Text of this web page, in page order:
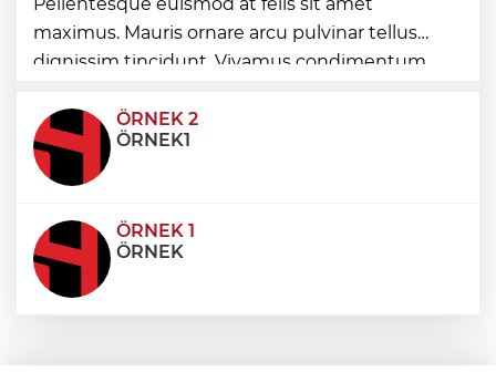
Konya Selçuklu'da Başkan
Pekyatırmacı'dan esnaf ziyareti
maximus. Mauris ornare arcu pulvinar tellus
dignissim tincidunt. Vivamus condimentum
condimentum eros et, faucibus sapien. Praese
ÖRNEK 2
ÖRNEK1
ÖRNEK 1
ÖRNEK